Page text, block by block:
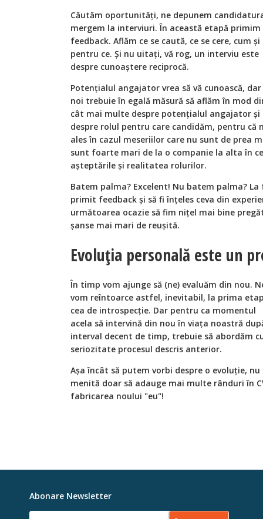
Căutăm oportunități, ne depunem
mergem la interviuri. În această etapă primim
feedback. Aflăm ce se caută, ce se cere, cum și
pentru ce. Și nu uitați, vă rog, un interviu este
despre cunoaștere reciprocă.
Potențialul angajator vrea să vă cunoască, dar
noi trebuie în egală măsură să aflăm în mod
cât mai multe despre potențialul angajator și
despre rolul pentru care candidăm, pentru că
ales în cazul meseriilor care nu sunt de prea
sunt foarte mari de la o companie la alta în
așteptările și realitatea rolurilor.
Batem palma? Excelent! Nu batem palma?
primit feedback și să fi înțeles ceva din
următoarea ocazie să fim nițel mai bine
șanse mai mari de reușită.
Evoluția personală este un
În timp vom ajunge să (ne) evaluăm din nou.
vom reîntoarce astfel, inevitabil, la prima
cea de introspecție. Dar pentru ca momentul
acela să intervină din nou în viața noastră
interval decent de timp, trebuie să abordăm
seriozitate procesul descris anterior.
Așa încât să putem vorbi despre o evoluție,
menită doar să adauge mai multe rânduri în
fabricarea noului "eu"!
Abonare Newsletter